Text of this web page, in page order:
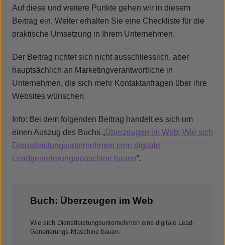
Auf diese und weitere Punkte gehen wir in diesem
Beitrag ein. Weiter erhalten Sie eine Checkliste für die
praktische Umsetzung in Ihrem Unternehmen.
Der Beitrag richtet sich nicht ausschliesslich, aber
hauptsächlich an Marketingverantwortliche in
Unternehmen, die sich mehr Kontaktanfragen über ihre
Websites wünschen.
Info: Bei dem folgenden Beitrag handelt es sich um
einen Auszug des Buchs „Überzeugen im Web: Wie sich
Dienstleistungsunternehmen eine digitale
Leadgenerierungsmaschine bauen“.
Buch: Überzeugen im Web
Wie sich Dienstleistungsunternehmen eine digitale Lead-
Generierungs-Maschine bauen.